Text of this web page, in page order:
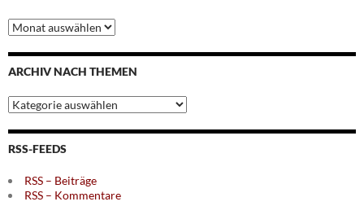
Archiv
nach
Monaten
ARCHIV NACH THEMEN
Archiv
nach
Themen
RSS-FEEDS
RSS – Beiträge
RSS – Kommentare